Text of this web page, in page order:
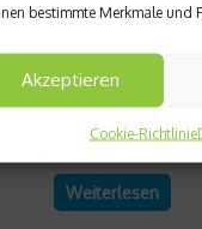
bestimmte Merkmale und
Akzeptieren
Cookie-Richtlinie
2
Gewinnspiel
NBA 2K16
Zum ersten Mal
1×3 Tickets. Das
Weiterlesen